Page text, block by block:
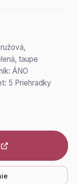
taupe
ÁNO
5 Priehradky